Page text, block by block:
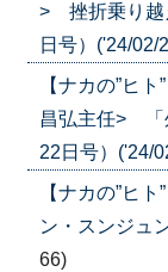
> 挫折乗り越
日号）('24/02/
【ナカの”ヒ
昌弘主任> 「
22日号）('24/
【ナカの”ヒ
ン・スンジュ
66)